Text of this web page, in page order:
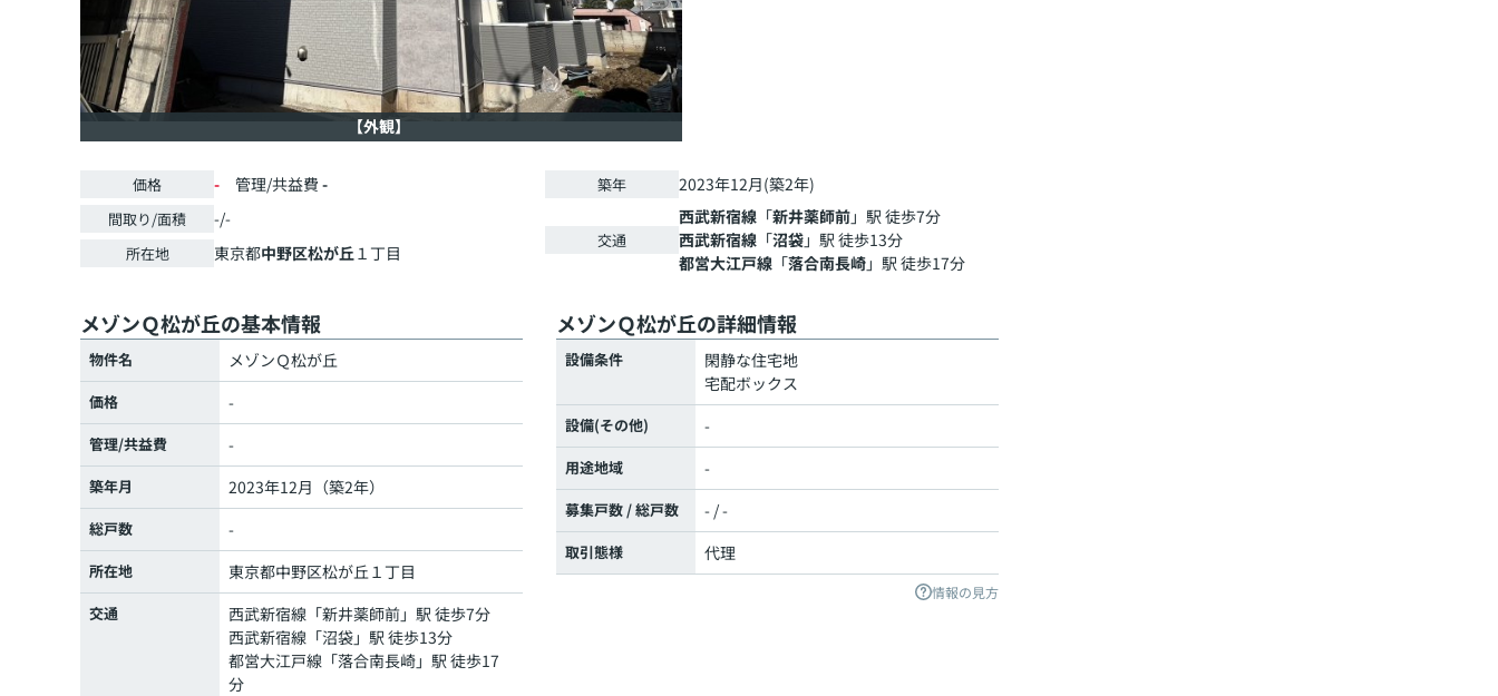
【外観】
価格 - 管理/共益費 -
間取り/面積 -/-
所在地 東京都中野区松が丘１丁目
築年 2023年12月(築2年)
交通
西武新宿線 「新井薬師前」駅 徒歩7分
西武新宿線 「沼袋」駅 徒歩13分
都営大江戸線 「落合南長崎」駅 徒歩17分
メゾンＱ松が丘の基本情報
物件名 メゾンＱ松が丘
価格 -
管理/共益費 -
築年月 2023年12月（築2年）
総戸数 -
所在地 東京都中野区松が丘１丁目
交通 西武新宿線 「新井薬師前」駅 徒歩7分
西武新宿線 「沼袋」駅 徒歩13分
都営大江戸線 「落合南長崎」駅 徒歩17
分
メゾンＱ松が丘の詳細情報
設備条件
閑静な住宅地
宅配ボックス
設備(その他) -
用途地域 -
募集戸数 / 総戸数 - / -
取引態様 代理
情報の見方